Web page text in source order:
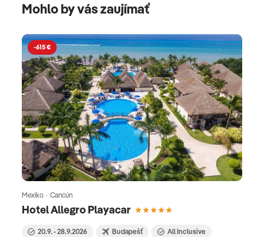
Mohlo by vás zaujímať
-615 €
Hotel Allegro Playacar
Mexiko · Cancún
20.9. - 28.9.2026 Budapešť
All Inclusive